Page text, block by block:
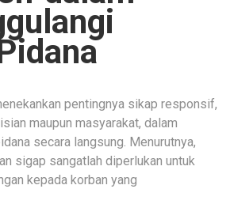
pentingnya sikap responsif,
maupun masyarakat, dalam
secara langsung. Menurutnya,
sigap sangatlah diperlukan untuk
kepada korban yang